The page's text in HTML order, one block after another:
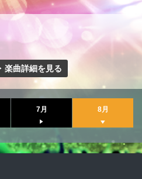
楽曲詳細を見る
7月 8月